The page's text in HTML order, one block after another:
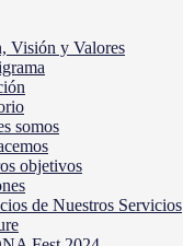
Visión y Valores
somos
objetivos
de Nuestros Servicios